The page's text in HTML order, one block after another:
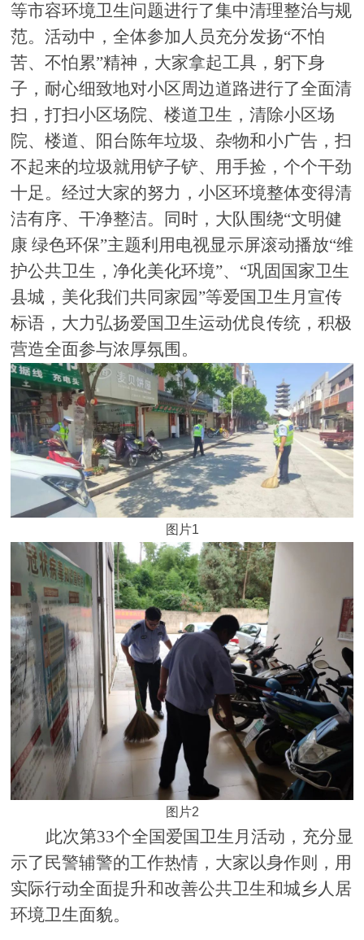
等市容环境卫生问题进行了集中清理整治与规
范。活动中，全体参加人员充分发扬“不怕
苦、不怕累”精神，大家拿起工具，躬下身
子，耐心细致地对小区周边道路进行了全面清
扫，打扫小区场院、楼道卫生，清除小区场
院、楼道、阳台陈年垃圾、杂物和小广告，扫
不起来的垃圾就用铲子铲、用手捡，个个干劲
十足。经过大家的努力，小区环境整体变得清
洁有序、干净整洁。同时，大队围绕“文明健
康 绿色环保”主题利用电视显示屏滚动播放“维
护公共卫生，净化美化环境”、“巩固国家卫生
县城，美化我们共同家园”等爱国卫生月宣传
标语，大力弘扬爱国卫生运动优良传统，积极
营造全面参与浓厚氛围。
图片1
图片2
此次第33个全国爱国卫生月活动，充分显
示了民警辅警的工作热情，大家以身作则，用
实际行动全面提升和改善公共卫生和城乡人居
环境卫生面貌。